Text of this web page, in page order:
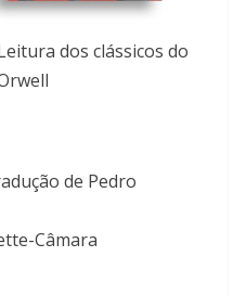
dos clássicos do
de Pedro
Câmara